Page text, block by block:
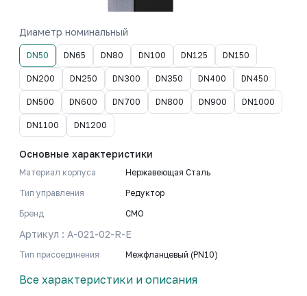
Диаметр номинальный
DN50 DN65 DN80 DN100 DN125 DN150
DN200 DN250 DN300 DN350 DN400 DN450
DN500 DN600 DN700 DN800 DN900 DN1000
DN1100 DN1200
Основные характеристики
Материал корпуса
Нержавеющая Сталь
Тип управления
Редуктор
Бренд
CMO
Артикул : A-021-02-R-E
Тип присоединения Межфланцевый (PN10)
Все характеристики и описания